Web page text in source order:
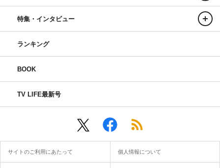
特集・インタビュー
ランキング
BOOK
TV LIFE最新号
サイトのご利用にあたって 個人情報について